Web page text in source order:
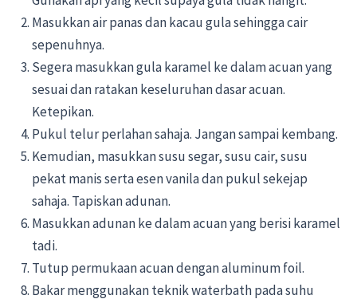
Masukkan air panas dan kacau gula sehingga cair
sepenuhnya.
Segera masukkan gula karamel ke dalam acuan yang
sesuai dan ratakan keseluruhan dasar acuan.
Ketepikan.
Pukul telur perlahan sahaja. Jangan sampai kembang.
Kemudian, masukkan susu segar, susu cair, susu
pekat manis serta esen vanila dan pukul sekejap
sahaja. Tapiskan adunan.
Masukkan adunan ke dalam acuan yang berisi karamel
tadi.
Tutup permukaan acuan dengan aluminum foil.
Bakar menggunakan teknik waterbath pada suhu